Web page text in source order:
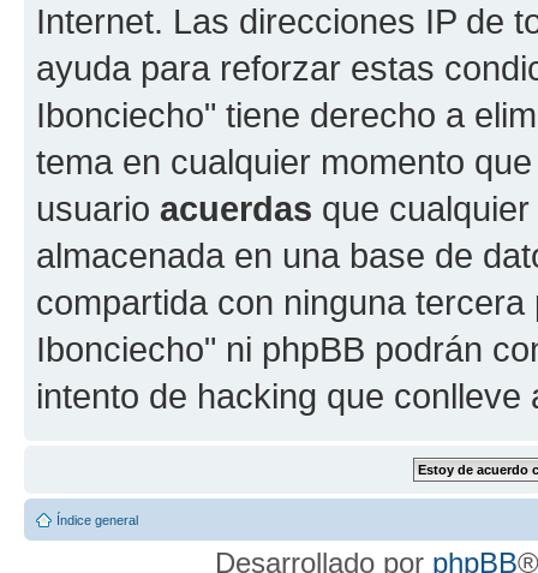
Internet. Las direcciones IP de
ayuda para reforzar estas
Ibonciecho" tiene derecho a
tema en cualquier momento
usuario acuerdas que
almacenada en una base de
compartida con ninguna
Ibonciecho" ni phpBB podrán
intento de hacking que
Índice general
Desarrollado por phpBB